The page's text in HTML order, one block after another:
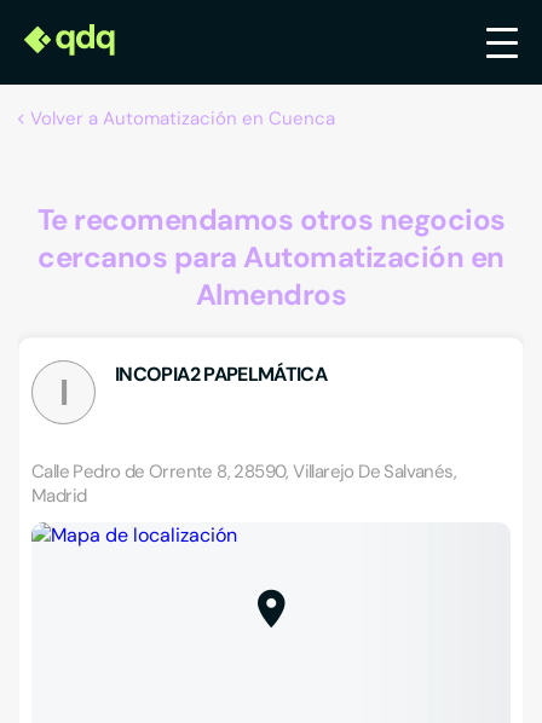
Volver a Automatización en Cuenca
Te recomendamos otros negocios
cercanos para Automatización en
Almendros
I INCOPIA2 PAPELMÁTICA
Calle Pedro de Orrente 8, 28590, Villarejo De Salvanés,
Madrid